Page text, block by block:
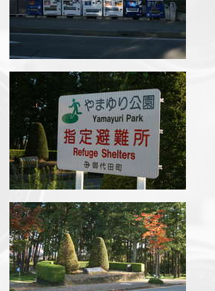
IMG_6982.JPG
IMG_6984.JPG